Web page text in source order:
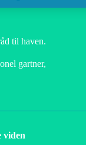
til haven.
gartner,
viden